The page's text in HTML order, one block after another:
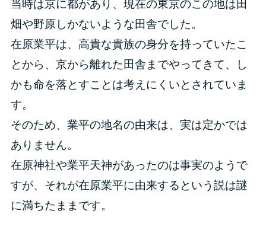
当時は京に都があり、現在の東京のこの地は田
畑や野原しかないような田舎でした。
在原業平は、高貴な貴族の身分を持っていたこ
とから、京から離れた田舎までやってきて、し
かも命を落とすことは考えにくいとされていま
す。
そのため、業平の地名の由来は、実は定かでは
ありません。
在原神社や業平天神があったのは事実のようで
すが、それが在原業平に由来するという説は謎
に満ちたままです。